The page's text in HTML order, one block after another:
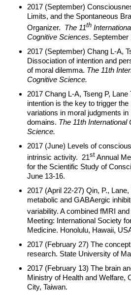
2017 (September)
Limits, and the Spontaneous
Organizer. The 11th
Cognitive Sciences. September
2017 (September) Chang L-A,
Dissociation of intention and
of moral dilemma. The 11th
Cognitive Science.
2017 Chang L-A, Tseng P,
intention is the key to trigger
variations in moral judgments in
domains. The 11th International
Science.
2017 (June) Levels of
intrinsic activity. 21stAnnual
for the Scientific Study of
June 13-16.
2017 (April 22-27) Qin, P.,
metabolic and GABAergic
variability. A combined fMRI
Meeting: International Society
Medicine. Honolulu, Hawaii,
2017 (February 27) The
research. State University of
2017 (February 13) The brain
Ministry of Health and Welfare,
City, Taiwan.